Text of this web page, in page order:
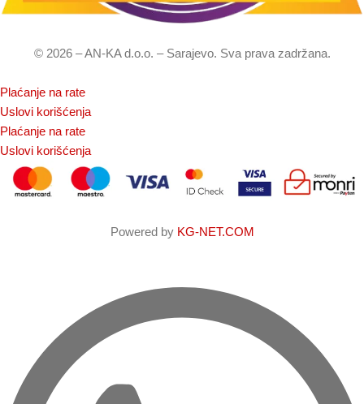
© 2026 – AN-KA d.o.o. – Sarajevo. Sva prava zadržana.
Plaćanje na rate
Uslovi korišćenja
Plaćanje na rate
Uslovi korišćenja
Powered by KG-NET.COM